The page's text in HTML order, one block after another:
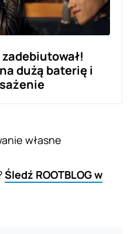
zadebiutował!
dużą baterię i
własne
Śledź ROOTBLOG w